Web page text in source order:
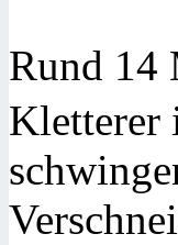
Rund 14
Kletterer